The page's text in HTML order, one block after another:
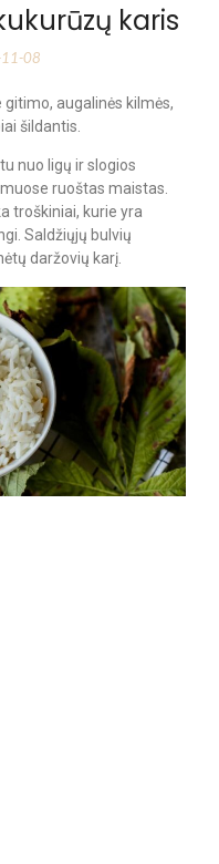
karis
08
augalinės kilmės,
šildantis.
nuo ligų ir slogios
ruoštas maistas.
troškiniai, kurie yra
Saldžiųjų bulvių
daržovių karį.